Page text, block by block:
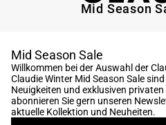
Mid Season
Mid Season Sale
Willkommen bei der Auswahl der
Claudie Winter Mid Season Sale
Neuigkeiten und exklusiven
abonnieren Sie gern unseren
aktuelle Kollektion und Neuheiten.